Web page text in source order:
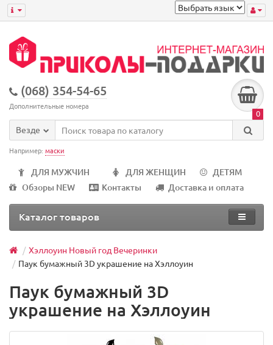
(068) 354-54-65
Дополнительные номера
0
Везде
Например: маски
ДЛЯ МУЖЧИН ДЛЯ ЖЕНЩИН
ДЕТЯМ
Обзоры NEW
Контакты Доставка и оплата
Каталог товаров
Хэллоуин Новый год Вечеринки
Паук бумажный 3D украшение на Хэллоуин
Паук бумажный 3D
украшение на Хэллоуин